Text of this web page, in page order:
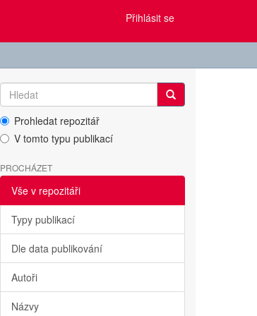
Přihlásit se
Prohledat repozitář
V tomto typu publikací
PROCHÁZET
Vše v repozitáři
Typy publikací
Dle data publikování
Autoři
Názvy